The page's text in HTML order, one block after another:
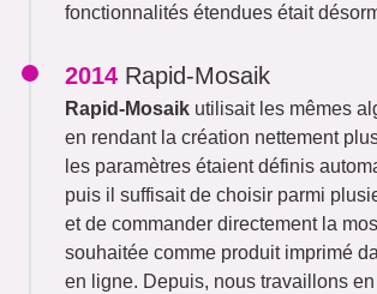
fonctionnalités étendues était
2014 Rapid-Mosaik
Rapid-Mosaik utilisait les mêmes
en rendant la création nettement
les paramètres étaient définis
puis il suffisait de choisir parmi
et de commander directement la
souhaitée comme produit imprimé
en ligne. Depuis, nous travaillons